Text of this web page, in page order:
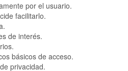
por el usuario.
facilitarlo.
de interés.
básicos de acceso.
privacidad.